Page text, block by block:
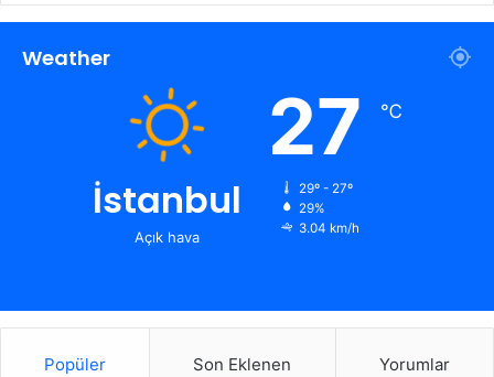
Weather
İstanbul
Açık hava
27 ℃
29º - 27º
29%
3.04 km/h
Popüler Son Eklenen Yorumlar